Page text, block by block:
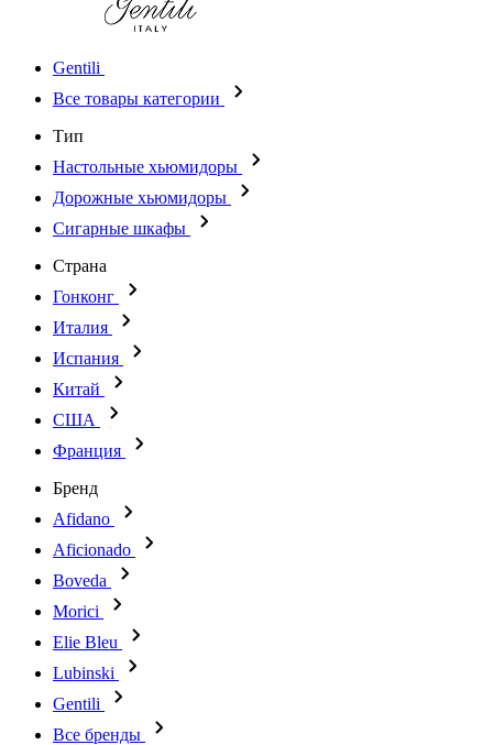
Gentili
Все товары категории
Тип
Настольные хьюмидоры
Дорожные хьюмидоры
Сигарные шкафы
Страна
Гонконг
Италия
Испания
Китай
США
Франция
Бренд
Afidano
Aficionado
Boveda
Morici
Elie Bleu
Lubinski
Gentili
Все бренды